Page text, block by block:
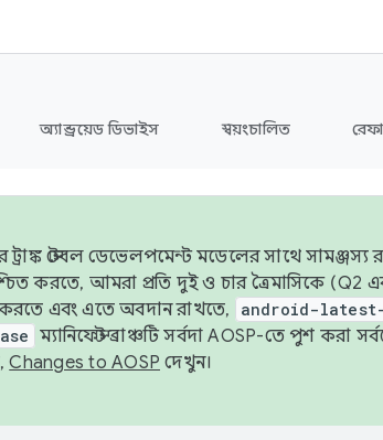
অ্যান্ড্রয়েড ডিভাইস স্বয়ংচালিত
স্টেবল ডেভেলপমেন্ট মডেলের সাথে সামঞ্জস্য
করতে, আমরা প্রতি দুই ও চার ত্রৈমাসিকে
এবং এতে অবদান রাখতে,
android-
ম্যানিফেস্ট ব্রাঞ্চটি সর্বদা AOSP-তে পুশ করা
Changes to AOSP দেখুন।